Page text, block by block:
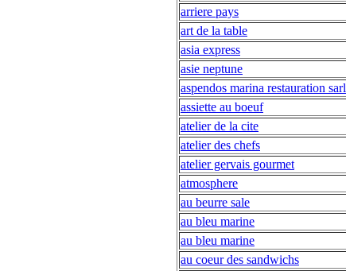
arriere pays
art de la table
asia express
asie neptune
aspendos marina restauration sarl
assiette au boeuf
atelier de la cite
atelier des chefs
atelier gervais gourmet
atmosphere
au beurre sale
au bleu marine
au bleu marine
au coeur des sandwichs